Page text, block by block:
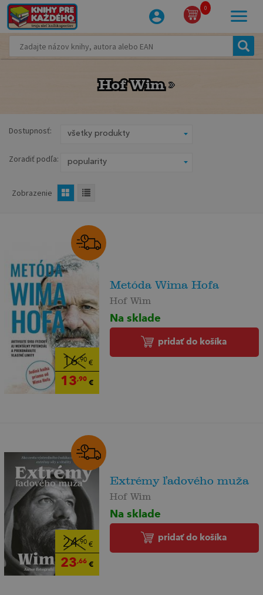
0
Hof Wim
Hof Wim
Dostupnosť:
Zoradiť podľa:
Zobrazenie
16,90€
13,90€
Metóda Wima Hofa
Hof Wim
Na sklade
pridať do košíka
24,90€
23,66€
Extrémy ľadového muža
Hof Wim
Na sklade
pridať do košíka